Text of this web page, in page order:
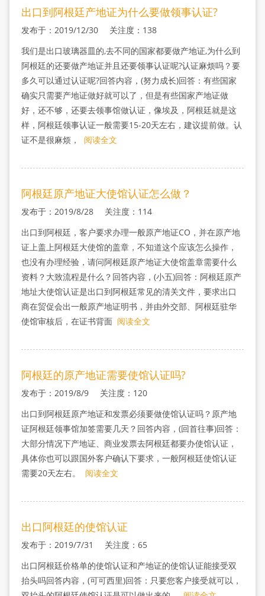
出口到阿根廷产地证为什么要做领事认证?
发布于：2019/12/30 关注度：138
我们是出口玻璃器皿的,去不同的国家都要做产地证,为什么到
阿根廷的还要做产地证并且还要领事认证呢?认证麻烦吗？要
多久可以通过认证呢?回答内容，(努力成长)回答：有些国家
确实只需要产地证做好就可以了，但是有些国家产地证做
好，还不够，还要去领事馆做认证，像埃及，阿根廷就是这
样，阿根廷领事认证一般需要15-20天左右，建议提前做。认
证不是很麻烦，
阅读全文
阿根廷原产地证大使馆认证怎么做？
发布于：2019/8/28 关注度：114
出口到阿根廷，客户要求办理一般原产地证CO，并在原产地
证上盖上阿根廷大使馆的盖章，不知道这个应该怎么操作，
也没有办理经验，请问阿根廷原产地证大使馆盖章需要什么
资料？大致流程是什么？回答内容，(小五)回答：阿根廷原产
地址大使馆认证是出口到阿根廷常见的清关文件，要求出口
商在贸促会出一般原产地证明书，并由外交部、阿根廷驻华
使馆审核后，在证书背面 阅读全文
阿根廷的原产地证需要使馆认证吗?
发布于：2019/8/9 关注度：120
出口到阿根廷原产地证和发票必须要做使馆认证吗？原产地
证阿根廷领事馆加签需要几天？回答内容，(回首往事)回答：
大部分情况下产地证、商业发票去阿根廷都要办使馆认证，
具体你也可以跟国外客户确认下要求，一般阿根廷使馆认证
需要20天左右。
阅读全文
出口阿根廷的使馆认证
发布于：2019/7/31 关注度：65
出口阿根廷价格单的使馆认证和产地证的使馆认证能接受双
抬头吗回答内容，(可可西里)回答：只要您客户接受就可以，